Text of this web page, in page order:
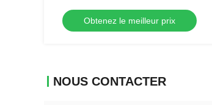
tequila verre shot Espresso verre shot
Obtenez le meilleur prix
NOUS CONTACTER